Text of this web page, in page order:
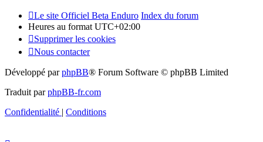
Le site Officiel Beta Enduro Index du forum
Heures au format UTC+02:00
Supprimer les cookies
Nous contacter
Développé parphpBB® Forum Software © phpBB Limited
Traduit parphpBB-fr.com
Confidentialité | Conditions